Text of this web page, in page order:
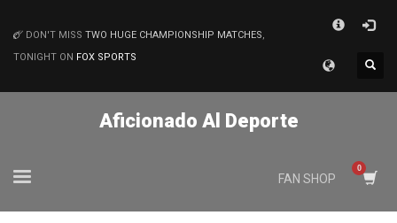
MATCHES
DON'T MISS TWO HUGE CHAMPIONSHIP MATCHES,
TONIGHT ON FOX SPORTS
Aficionado Al Deporte
FAN SHOP